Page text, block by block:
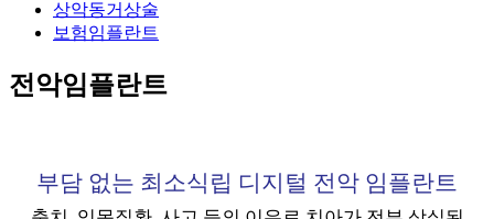
상악동거상술
보험임플란트
전악임플란트
부담 없는 최소식립 디지털 전악 임플란트